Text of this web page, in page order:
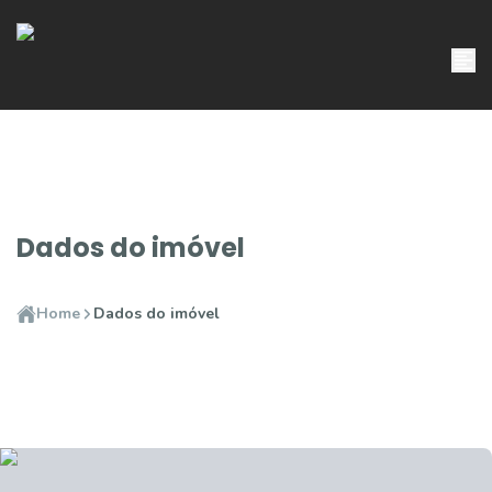
Dados do imóvel
Home Dados do imóvel